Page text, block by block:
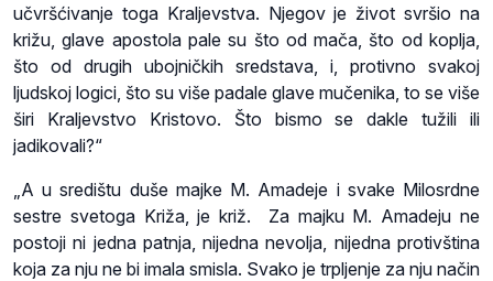
učvršćivanje toga Kraljevstva. Njegov je život svršio na
križu, glave apostola pale su što od mača, što od koplja,
što od drugih ubojničkih sredstava, i, protivno svakoj
ljudskoj logici, što su više padale glave mučenika, to se više
širi Kraljevstvo Kristovo. Što bismo se dakle tužili ili
jadikovali?“
„A u središtu duše majke M. Amadeje i svake Milosrdne
sestre svetoga Križa, je križ. Za majku M. Amadeju ne
postoji ni jedna patnja, nijedna nevolja, nijedna protivština
koja za nju ne bi imala smisla. Svako je trpljenje za nju način